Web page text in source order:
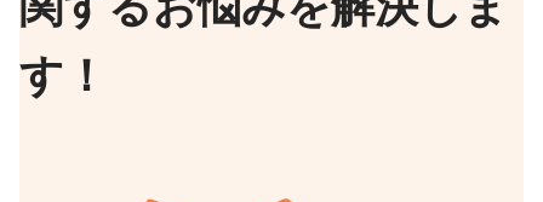
す！